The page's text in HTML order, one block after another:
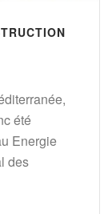
été
Energie
des